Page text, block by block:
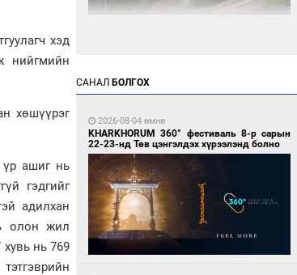
хэд
нийгмийн
хөшүүрэг
үр ашиг нь
гэдгийг
адилхан
олон жил
нь 769
11 цагийн өмнө өмнө
Өнөөдөр сондгой тоогоор төгссөн улсын
дугаартай автомашинтай иргэдэд шатахуун
олгоно
САНАЛ БОЛГОХ
2026-08-04 өмнө
KHARKHORUM 360° фестиваль 8-р сарын
22-23-нд Төв цэнгэлдэх хүрээлэнд болно